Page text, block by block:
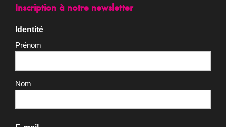
Inscription à notre newsletter
Identité
Prénom
Nom